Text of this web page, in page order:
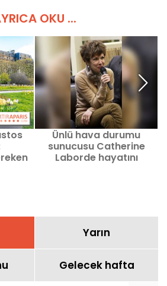
OKU ...
Ünlü hava durumu
sunucusu Catherine
Laborde hayatını
Yarın
Gelecek hafta